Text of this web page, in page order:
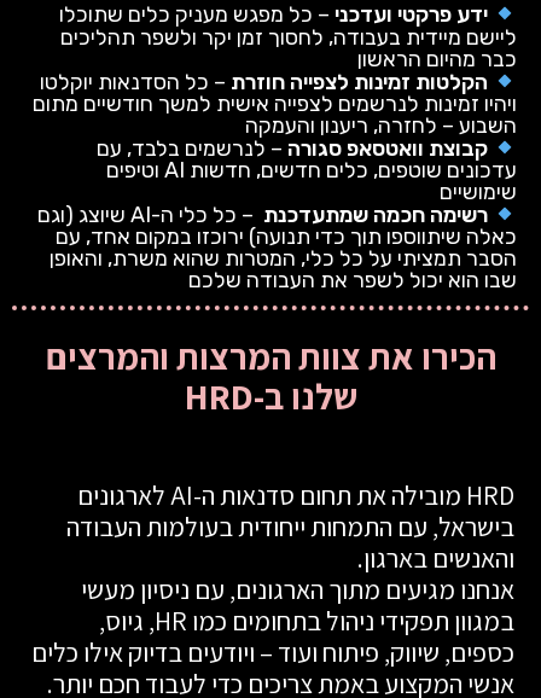
ידע פרקטי ועדכני– כל מפגש מעניק כלים שתוכלו
ליישם מיידית בעבודה, לחסוך זמן יקר ולשפר תהליכים
כבר מהיום הראשון
הקלטות זמינות לצפייה חוזרת– כל הסדנאות יוקלטו
ויהיו זמינות לנרשמים לצפייה אישית למשך חודשיים מתום
השבוע – לחזרה, ריענון והעמקה
קבוצת וואטסאפ סגורה– לנרשמים בלבד, עם
עדכונים שוטפים, כלים חדשים, חדשות AI וטיפים
שימושיים
רשימה חכמה שמתעדכנת
– כל כלי ה-AI שיוצג (וגם
כאלה שיתווספו תוך כדי תנועה) ירוכזו במקום אחד, עם
הסבר תמציתי על כל כלי, המטרות שהוא משרת, והאופן
שבו הוא יכול לשפר את העבודה שלכם
הכירו את צוות המרצות והמרצים
שלנו ב-HRD
HRD מובילה את תחום סדנאות ה-AI לארגונים
בישראל, עם התמחות ייחודית בעולמות העבודה
והאנשים בארגון.
אנחנו מגיעים מתוך הארגונים, עם ניסיון מעשי
במגוון תפקידי ניהול בתחומים כמו HR, גיוס,
כספים, שיווק, פיתוח ועוד – ויודעים בדיוק אילו כלים
אנשי המקצוע באמת צריכים כדי לעבוד חכם יותר.